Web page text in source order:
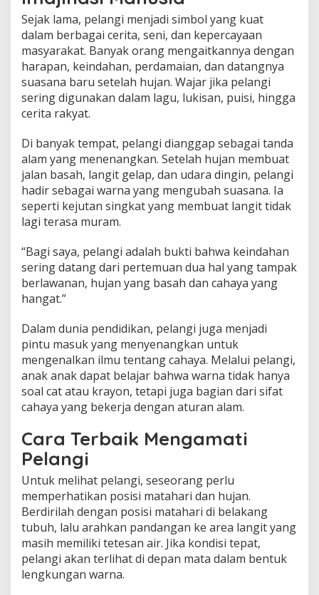
Sejak lama, pelangi menjadi simbol yang kuat
dalam berbagai cerita, seni, dan kepercayaan
masyarakat. Banyak orang mengaitkannya dengan
harapan, keindahan, perdamaian, dan datangnya
suasana baru setelah hujan. Wajar jika pelangi
sering digunakan dalam lagu, lukisan, puisi, hingga
cerita rakyat.
Di banyak tempat, pelangi dianggap sebagai tanda
alam yang menenangkan. Setelah hujan membuat
jalan basah, langit gelap, dan udara dingin, pelangi
hadir sebagai warna yang mengubah suasana. Ia
seperti kejutan singkat yang membuat langit tidak
lagi terasa muram.
“Bagi saya, pelangi adalah bukti bahwa keindahan
sering datang dari pertemuan dua hal yang tampak
berlawanan, hujan yang basah dan cahaya yang
hangat.”
Dalam dunia pendidikan, pelangi juga menjadi
pintu masuk yang menyenangkan untuk
mengenalkan ilmu tentang cahaya. Melalui pelangi,
anak anak dapat belajar bahwa warna tidak hanya
soal cat atau krayon, tetapi juga bagian dari sifat
cahaya yang bekerja dengan aturan alam.
Cara Terbaik Mengamati
Pelangi
Untuk melihat pelangi, seseorang perlu
memperhatikan posisi matahari dan hujan.
Berdirilah dengan posisi matahari di belakang
tubuh, lalu arahkan pandangan ke area langit yang
masih memiliki tetesan air. Jika kondisi tepat,
pelangi akan terlihat di depan mata dalam bentuk
lengkungan warna.